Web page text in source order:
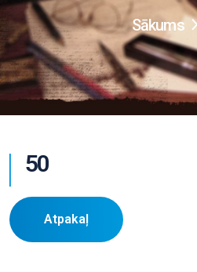
Sākums
50
Atpakaļ